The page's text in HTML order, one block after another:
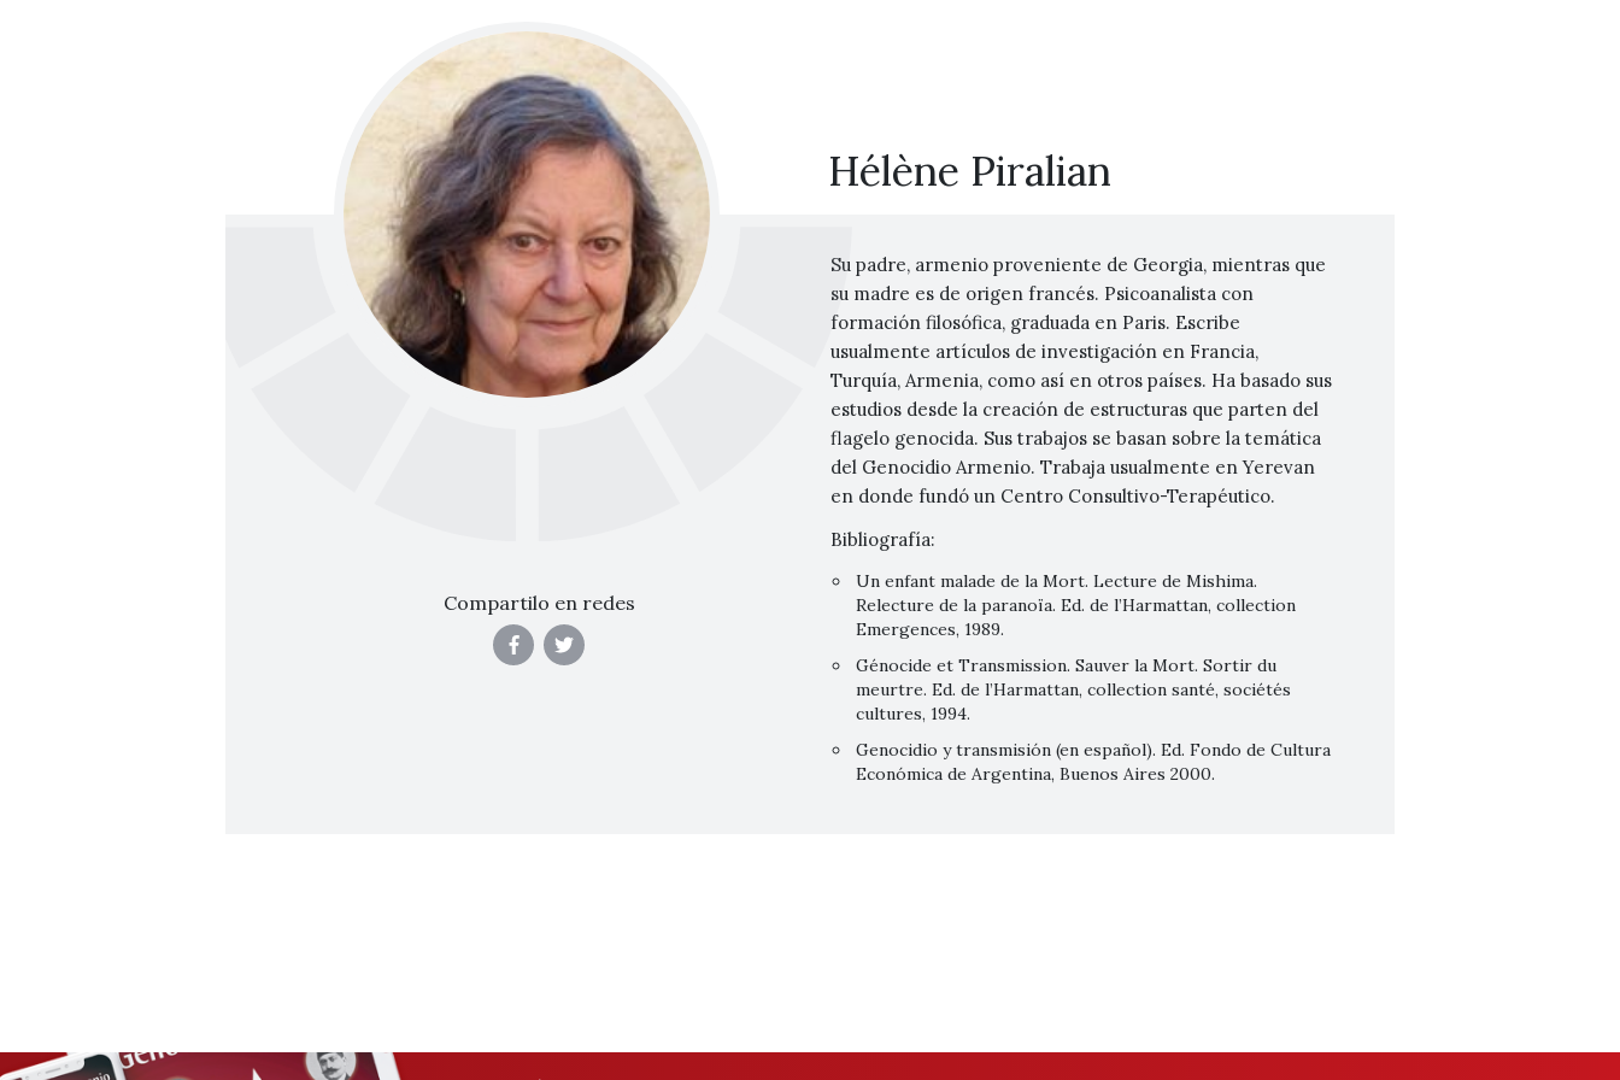
Hélène Piralian
Su padre, armenio proveniente de Georgia, mientras que
su madre es de origen francés. Psicoanalista con
formación filosófica, graduada en Paris. Escribe
usualmente artículos de investigación en Francia,
Turquía, Armenia, como así en otros países. Ha basado sus
estudios desde la creación de estructuras que parten del
flagelo genocida. Sus trabajos se basan sobre la temática
del Genocidio Armenio. Trabaja usualmente en Yerevan
en donde fundó un Centro Consultivo-Terapéutico.
Bibliografía:
Un enfant malade de la Mort. Lecture de Mishima.
Relecture de la paranoïa. Ed. de l’Harmattan, collection
Emergences, 1989.
Génocide et Transmission. Sauver la Mort. Sortir du
meurtre. Ed. de l’Harmattan, collection santé, sociétés
cultures, 1994.
Genocidio y transmisión (en español). Ed. Fondo de Cultura
Económica de Argentina, Buenos Aires 2000.
Compartilo en redes